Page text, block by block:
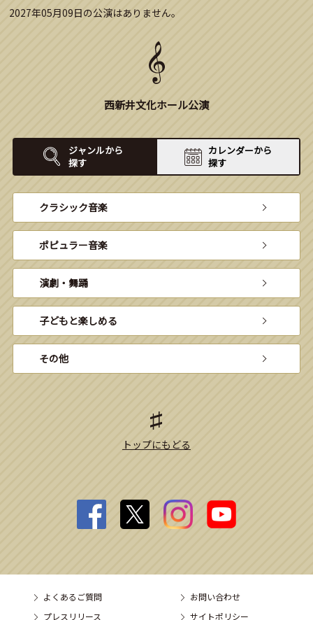
2027年05月09日の公演はありません。
西新井文化ホール公演
ジャンルから
探す
カレンダーから
探す
クラシック音楽
ポピュラー音楽
演劇・舞踊
子どもと楽しめる
その他
トップにもどる
よくあるご質問
お問い合わせ
プレスリリース
サイトポリシー